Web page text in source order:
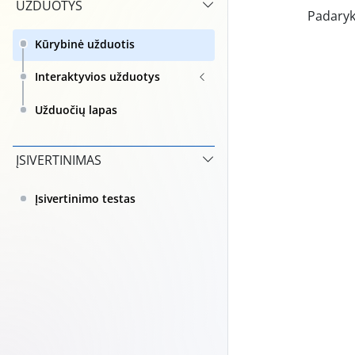
UZDUOTYS
Kūrybinė užduotis
Interaktyvios užduotys
Užduočių lapas
ĮSIVERTINIMAS
Įsivertinimo testas